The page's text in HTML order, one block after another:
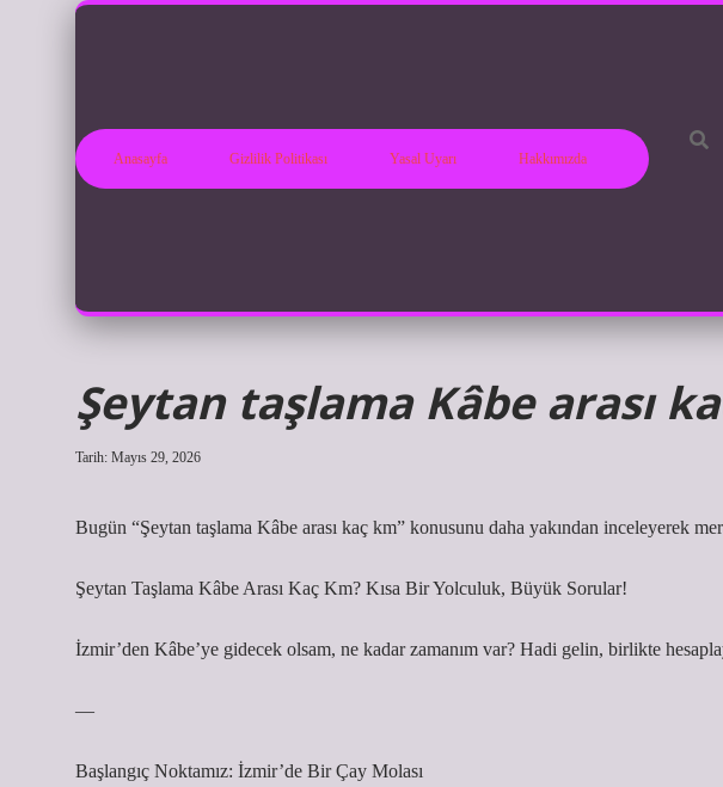
Anasayfa Gizlilik Politikası Yasal Uyarı Hakkımızda
Şeytan taşlama Kâbe arası
Tarih: Mayıs 29, 2026
Bugün “Şeytan taşlama Kâbe arası kaç km” konusunu daha yakından inceleyerek
Şeytan Taşlama Kâbe Arası Kaç Km? Kısa Bir Yolculuk, Büyük Sorular!
İzmir’den Kâbe’ye gidecek olsam, ne kadar zamanım var? Hadi gelin, birlikte
—
Başlangıç Noktamız: İzmir’de Bir Çay Molası